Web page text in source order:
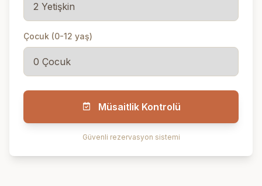
Çocuk (0-12 yaş)
Müsaitlik Kontrolü
Güvenli rezervasyon sistemi